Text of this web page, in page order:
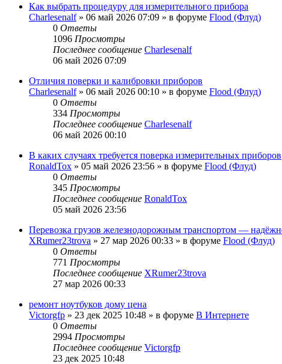
Как выбрать процедуру для измерительного прибора
Charlesenalf» 06 май 2026 07:09 » в форуме Flood (Флуд)
0 Ответы
1096 Просмотры
Последнее сообщение Charlesenalf
06 май 2026 07:09
Отличия поверки и калибровки приборов
Charlesenalf» 06 май 2026 00:10 » в форуме Flood (Флуд)
0 Ответы
334 Просмотры
Последнее сообщение Charlesenalf
06 май 2026 00:10
В каких случаях требуется поверка измерительных приборов
RonaldTox » 05 май 2026 23:56 » в форуме Flood (Флуд)
0 Ответы
345 Просмотры
Последнее сообщение RonaldTox
05 май 2026 23:56
Перевозка грузов железнодорожным транспортом —
XRumer23trova » 27 мар 2026 00:33 » в форуме Flood (Флуд)
0 Ответы
771 Просмотры
Последнее сообщение XRumer23trova
27 мар 2026 00:33
ремонт ноутбуков дому цена
Victorgfp » 23 дек 2025 10:48 » в форуме В Интернете
0 Ответы
2994 Просмотры
Последнее сообщение Victorgfp
23 дек 2025 10:48